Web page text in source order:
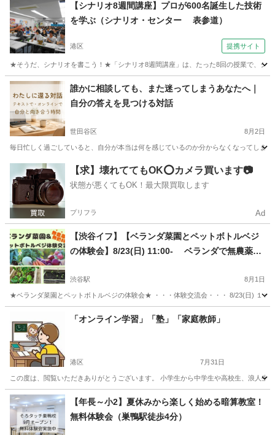
【シナリオ8週間講座】プロが600名誕生した技術
を学ぶ（シナリオ・センター 表参道）
港区 提携サイト
★そうだ、シナリオを書こう！★「シナリオ8週間講座」は、たった8回の授業で、シ
東京 港区 その他
誰かに相談しても、また迷ってしまうあなたへ｜
自分の答えを見つける対話
世田谷区 8月2日
毎日忙しく過ごしていると、自分が本当は何を感じているのか分からなくなってしま
東京 世田谷区 その他 オンライン
【求】壊れててもOK⭕️カメラ買います📷
状態が悪くてもOK！最大限買取します
プリフラ Ad
【渋谷イフ】【ベランダ菜園とペットボトルベジ
の体験会】8/23(日) 11:00- ベランダで無農薬、
培で自給自足
渋谷駅 8月1日
★ベランダ菜園とペットボトルベジの体験会★ ・・・体験交流会・・・ 8/23(日) １
渋谷駅 その他 ドリンク
「オンライン学習」「塾」「家庭教師」
港区 7月31日
この度は、閲覧いただきありがとうございます。 小学生から中学生や高校生、浪人
東京 港区 その他
【年長～小2】夏休みから楽しく始める暗算教室！
無料体験会（巣鴨駅徒歩4分）